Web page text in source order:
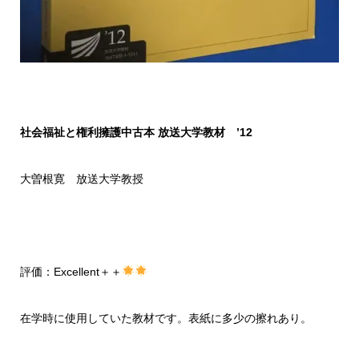
社会福祉と権利擁護中古本 放送大学教材 ’12
大曽根寛 放送大学教授
評価：Excellent＋＋
在学時に使用していた教材です。表紙に多少の擦れあり。